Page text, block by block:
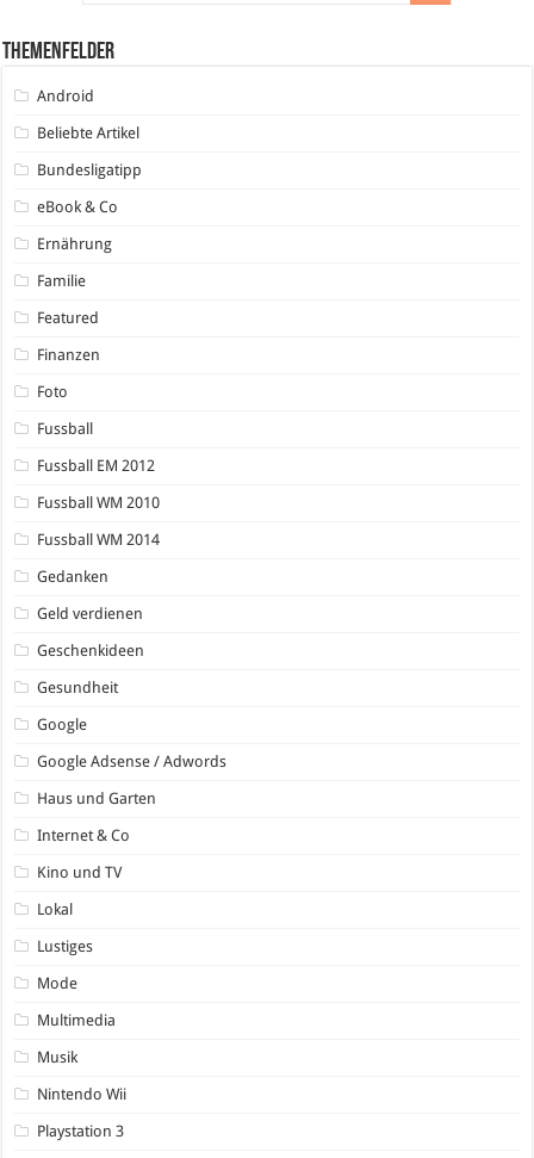
Themenfelder
Android
Beliebte Artikel
Bundesligatipp
eBook & Co
Ernährung
Familie
Featured
Finanzen
Foto
Fussball
Fussball EM 2012
Fussball WM 2010
Fussball WM 2014
Gedanken
Geld verdienen
Geschenkideen
Gesundheit
Google
Google Adsense / Adwords
Haus und Garten
Internet & Co
Kino und TV
Lokal
Lustiges
Mode
Multimedia
Musik
Nintendo Wii
Playstation 3